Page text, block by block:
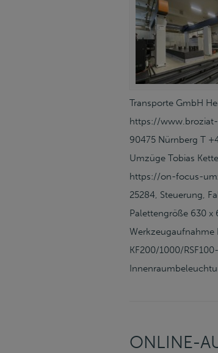
Transporte GmbH
https://www.broziat-
90475 Nürnberg T
Umzüge Tobias
https://on-focus-
25284, Steuerung,
Palettengröße 630 x
Werkzeugaufnahme
KF200/1000/
ONLINE-